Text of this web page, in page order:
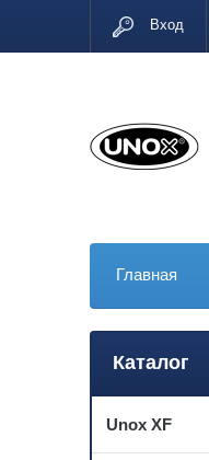
Вход
Главная
Каталог
Unox XF